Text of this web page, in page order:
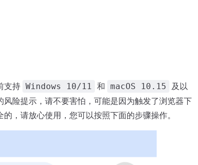
支持 Windows 10/11 和 macOS 10.15
及以
险提示，请不要害怕，可能是因为触发了浏览器下
，请放心使用，您可以按照下面的步骤操作。